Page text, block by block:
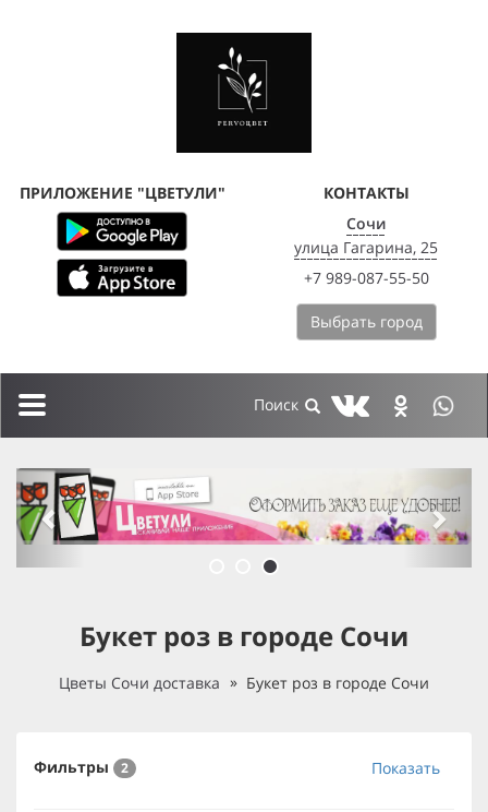
ПРИЛОЖЕНИЕ "ЦВЕТУЛИ"
КОНТАКТЫ
Сочи
улица Гагарина, 25
+7 989-087-55-50
Выбрать город
Toggle
previous
Букет роз в городе Сочи
Цветы Сочи доставка Букет роз в городе Сочи
Фильтры 2 Показать